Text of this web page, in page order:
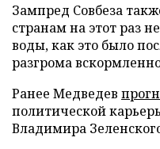
Зампред Совбеза
странам на этот раз
воды, как это было
разгрома
Ранее Медведев
политической
Владимира